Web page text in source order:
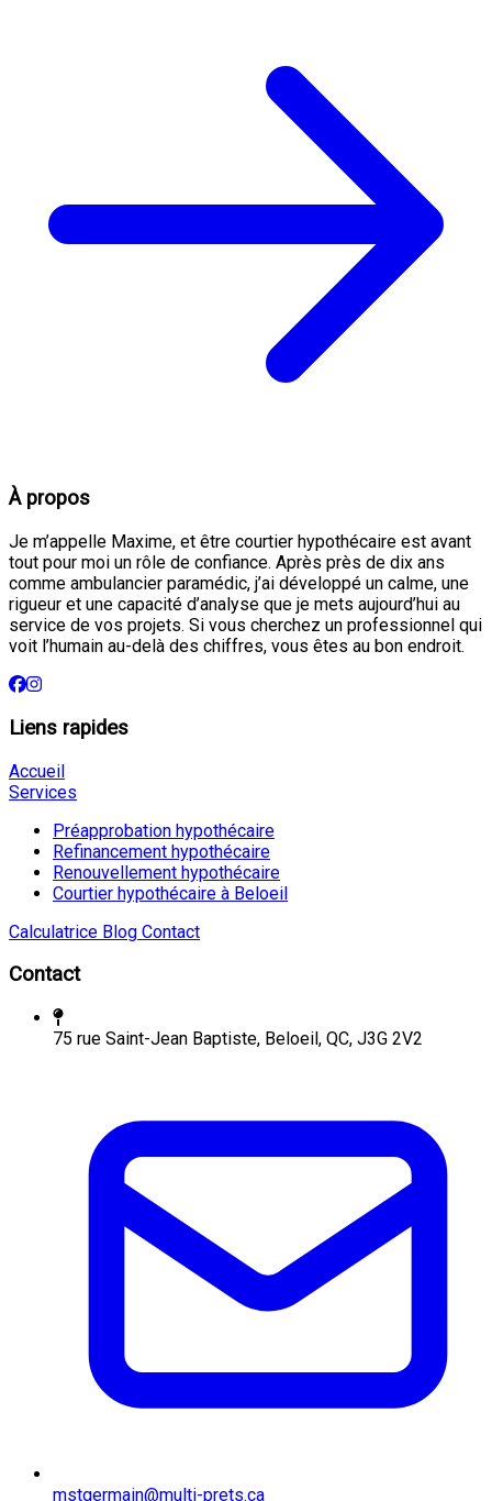
À propos
Je m’appelle Maxime, et être courtier hypothécaire est avant
tout pour moi un rôle de confiance. Après près de dix ans
comme ambulancier paramédic, j’ai développé un calme, une
rigueur et une capacité d’analyse que je mets aujourd’hui au
service de vos projets. Si vous cherchez un professionnel qui
voit l’humain au-delà des chiffres, vous êtes au bon endroit.
Liens rapides
Accueil
Services
Préapprobation hypothécaire
Refinancement hypothécaire
Renouvellement hypothécaire
Courtier hypothécaire à Beloeil
Calculatrice Blog Contact
Contact
75 rue Saint-Jean Baptiste, Beloeil, QC, J3G 2V2
mstgermain@multi-prets.ca